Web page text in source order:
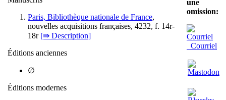
Paris, Bibliothèque nationale de France,
nouvelles acquisitions françaises, 4232, f. 14r-
18r [⇛ Description]
Éditions anciennes
∅
Éditions modernes
une
omission:
Courriel